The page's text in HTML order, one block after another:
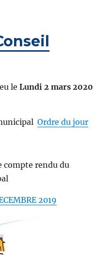
le Lundi 2 mars 2020
Ordre du jour
rendu du
2019